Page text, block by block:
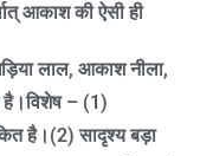
आकाश की ऐसी ही
लाल, आकाश नीला,
है।विशेष – (1)
है।(2)सादृश्य बड़ा